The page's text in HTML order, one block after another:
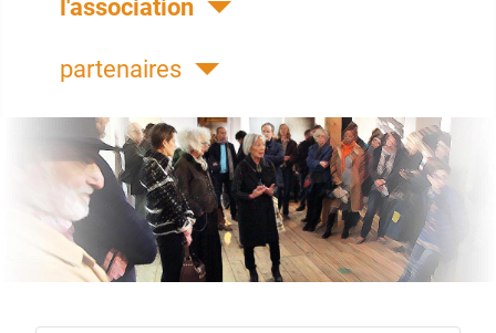
l'association
partenaires